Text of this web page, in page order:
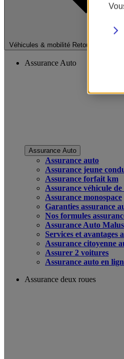
Véhicules & mobilité Retour à la
Assurance Auto
Assurance Auto
Assurance auto
Assurance jeune
Assurance forfait km
Assurance véhicule
Assurance monospace
Garanties assurance
Nos formules
Assurance Auto Malus
Services et avantages
Assurance citoyenne
Assurer 2 voitures
Assurance auto en
Assurance deux roues